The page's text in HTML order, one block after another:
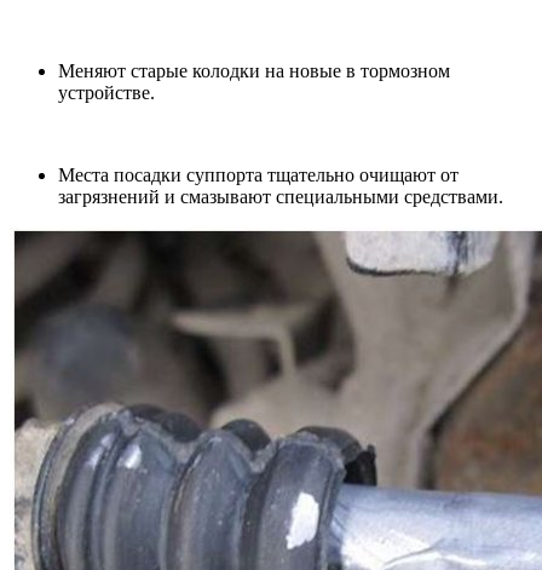
Меняют старые колодки на новые в тормозном
устройстве.
Места посадки суппорта тщательно очищают от
загрязнений и смазывают специальными средствами.